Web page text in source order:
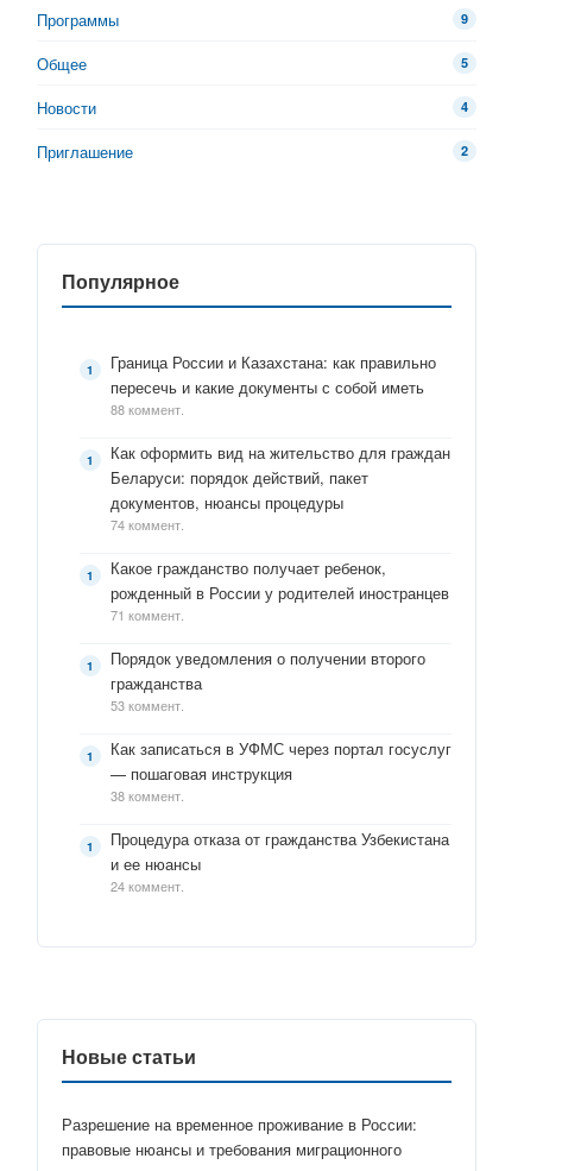
Программы 9
Общее 5
Новости 4
Приглашение 2
Популярное
Граница России и Казахстана: как правильно
пересечь и какие документы с собой иметь
88 коммент.
Как оформить вид на жительство для граждан
Беларуси: порядок действий, пакет
документов, нюансы процедуры
74 коммент.
Какое гражданство получает ребенок,
рожденный в России у родителей иностранцев
71 коммент.
Порядок уведомления о получении второго
гражданства
53 коммент.
Как записаться в УФМС через портал госуслуг
— пошаговая инструкция
38 коммент.
Процедура отказа от гражданства Узбекистана
и ее нюансы
24 коммент.
Новые статьи
Разрешение на временное проживание в России:
правовые нюансы и требования миграционного